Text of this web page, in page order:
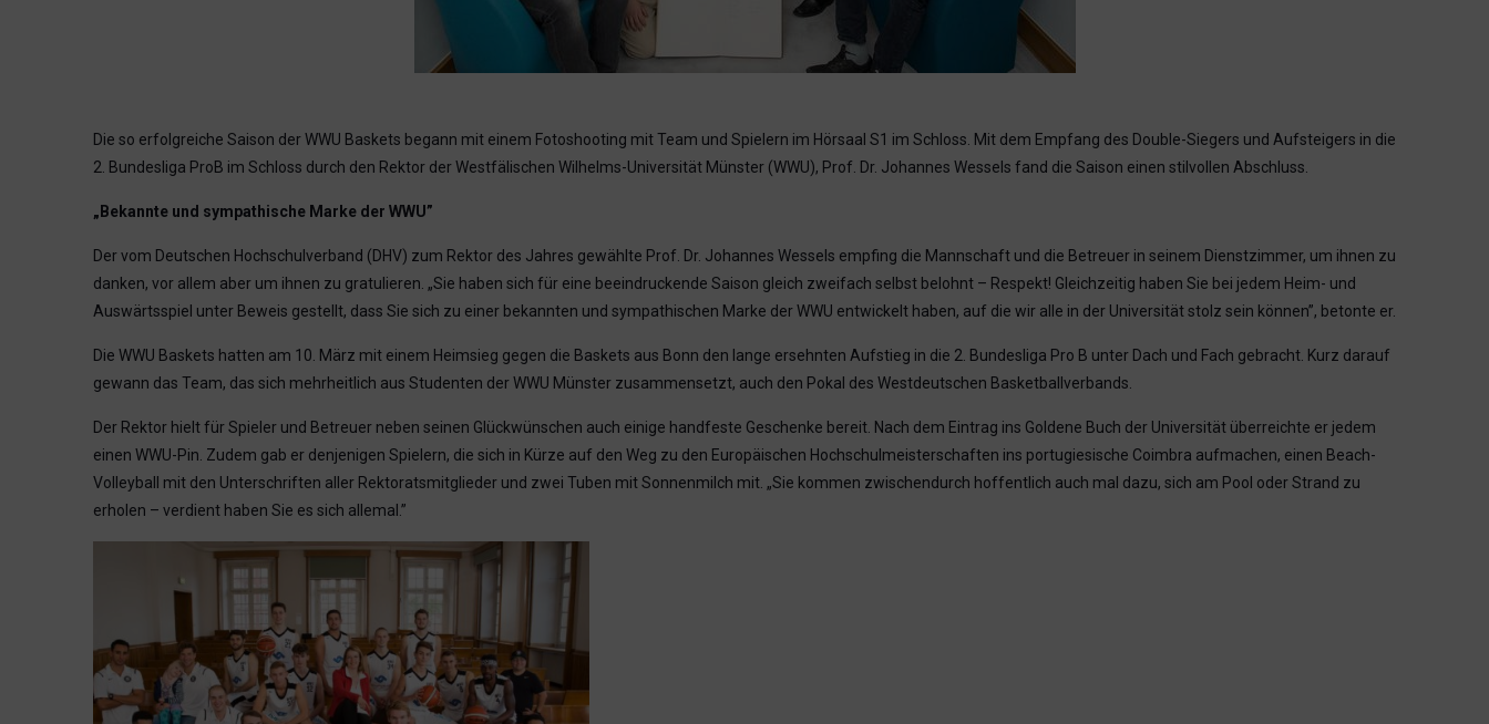
Die so erfolgreiche Saison der WWU Baskets begann mit einem Fotoshooting mit Team und Spielern im Hörsaal S1 im Schloss. Mit dem Empfang des Double-Siegers und Aufsteigers in die
2. Bundesliga ProB im Schloss durch den Rektor der Westfälischen Wilhelms-Universität Münster (WWU), Prof. Dr. Johannes Wessels fand die Saison einen stilvollen Abschluss.
„Bekannte und sympathische Marke der WWU”
Der vom Deutschen Hochschulverband (DHV) zum Rektor des Jahres gewählte Prof. Dr. Johannes Wessels empfing die Mannschaft und die Betreuer in seinem Dienstzimmer, um ihnen zu
danken, vor allem aber um ihnen zu gratulieren. „Sie haben sich für eine beeindruckende Saison gleich zweifach selbst belohnt – Respekt! Gleichzeitig haben Sie bei jedem Heim- und
Auswärtsspiel unter Beweis gestellt, dass Sie sich zu einer bekannten und sympathischen Marke der WWU entwickelt haben, auf die wir alle in der Universität stolz sein können”, betonte er.
Die WWU Baskets hatten am 10. März mit einem Heimsieg gegen die Baskets aus Bonn den lange ersehnten Aufstieg in die 2. Bundesliga Pro B unter Dach und Fach gebracht. Kurz darauf
gewann das Team, das sich mehrheitlich aus Studenten der WWU Münster zusammensetzt, auch den Pokal des Westdeutschen Basketballverbands.
Der Rektor hielt für Spieler und Betreuer neben seinen Glückwünschen auch einige handfeste Geschenke bereit. Nach dem Eintrag ins Goldene Buch der Universität überreichte er jedem
einen WWU-Pin. Zudem gab er denjenigen Spielern, die sich in Kürze auf den Weg zu den Europäischen Hochschulmeisterschaften ins portugiesische Coimbra aufmachen, einen Beach-
Volleyball mit den Unterschriften aller Rektoratsmitglieder und zwei Tuben mit Sonnenmilch mit. „Sie kommen zwischendurch hoffentlich auch mal dazu, sich am Pool oder Strand zu
erholen – verdient haben Sie es sich allemal.”